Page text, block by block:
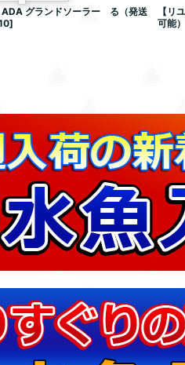
ADA グランドソーラー る（発送
]
【リ
可能）